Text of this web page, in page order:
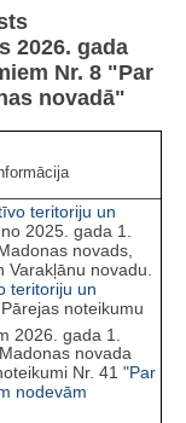
2026. gada
Nr. 8 "Par
novadā"
teritoriju un
no 2025. gada 1.
novads,
novadu.
teritoriju un
Pārejas noteikumu
2026. gada 1.
novada
Nr. 41 "Par
nodevām